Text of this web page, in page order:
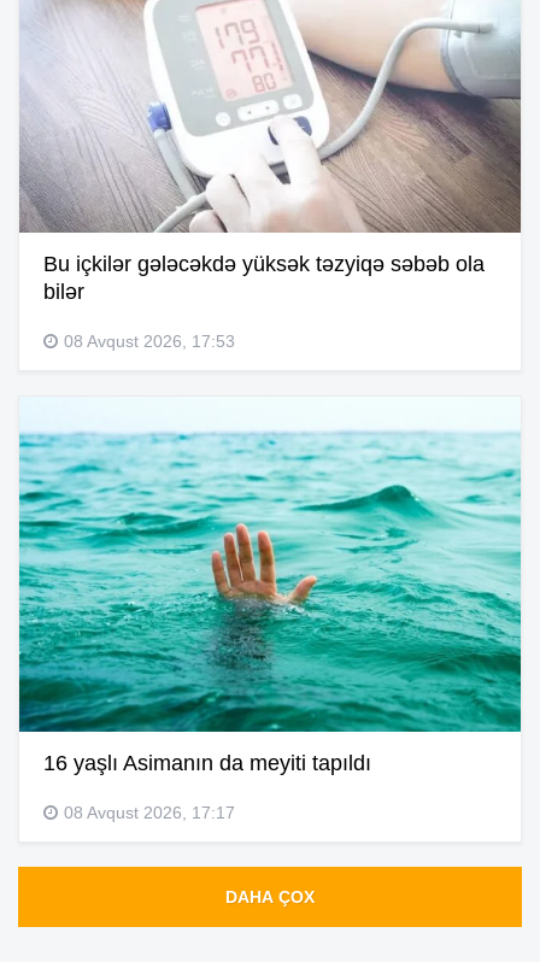
Bu içkilər gələcəkdə yüksək təzyiqə səbəb ola
bilər
08 Avqust 2026, 17:53
16 yaşlı Asimanın da meyiti tapıldı
08 Avqust 2026, 17:17
DAHA ÇOX